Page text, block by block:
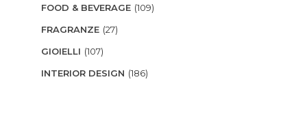
FOOD & BEVERAGE (109)
FRAGRANZE (27)
GIOIELLI (107)
INTERIOR DESIGN (186)